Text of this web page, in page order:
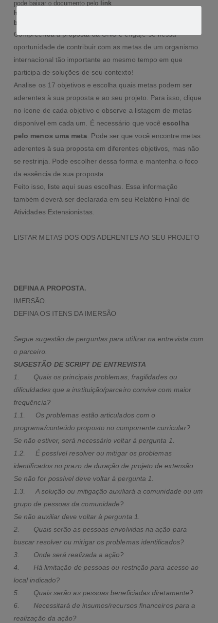
pode baixar o documento pelo link
https://brasil.un.org/sites/default/files/2020-09/agenda2030-pt-
br.pdf
Compreenda a proposta da ONU e engaje-se nessa
oportunidade de contribuir com as metas de um organismo
internacional tão importante ao mesmo tempo em que
participa de soluções de seu contexto!
Analise os 17 objetivos e escolha quais metas podem ser
aderentes à sua proposta e ao seu projeto. Para isso, clique
no ícone de cada objetivo e observe a listagem de metas
disponível em cada um. É necessário que vocêescolha
pelo menos uma meta . Pode ser que você encontre metas
aderentes à sua proposta em diferentes objetivos, mas não
se restrinja. Pode escolher dessa forma e mantenha o foco
da essência de sua proposta.
Feito isso, liste aqui suas escolhas. Essa informação
também deverá ser declarada em seu Relatório Final de
Atividades Extensionistas.
LISTAR METAS DOS ODS ADERENTES AO SEU PROJETO
DEFINA A PROPOSTA.
IMERSÃO:
DEFINA OS ITENS DA IMERSÃO
Segue sugestão de perguntas para utilizar na entrevista com
o parceiro.
SUGESTÃO DE SCRIPT DE ENTREVISTA
1. Quais os principais problemas, fragilidades ou
dificuldades que a instituição/parceiro convive com maior
frequência?
1.1. Os problemas estão articulados com o
programa/conteúdo proposto no componente curricular?
Se não estiver, será necessário voltar à pergunta 1.
1.2. É possível resolver ou mitigar os problemas
identificados no prazo de duração de projeto de extensão.
Se não for possível deve voltar à pergunta 1.
1.3. A solução ou mitigação auxiliará a comunidade ou um
grupo de pessoas da comunidade?
Se não auxiliar deve voltar à pergunta 1.
2. Quais serão as pessoas envolvidas na ação para
buscar resolver ou mitigar os problemas identificados?
3. Onde será realizada a ação?
4. Há limitação de pessoas ou restrição para acesso ao
local indicado?
5. Quais serão as pessoas beneficiadas diretamente?
6. Necessitará de insumos/recursos financeiros para a
realização da ação?